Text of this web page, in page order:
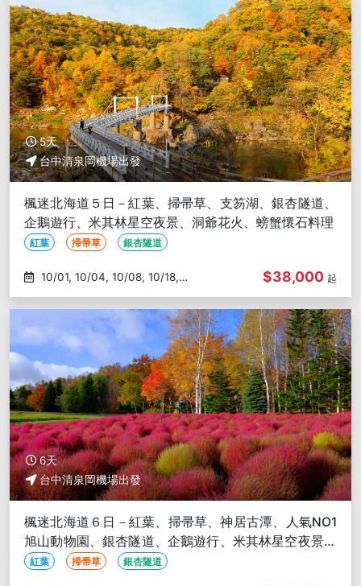
5天
台中清泉岡機場出發
楓迷北海道５日－紅葉、掃帚草、支笏湖、銀杏隧道、
企鵝遊行、米其林星空夜景、洞爺花火、螃蟹懷石料理
紅葉 掃帚草 銀杏隧道
10/20
$38,000 起
6天
台中清泉岡機場出發
楓迷北海道６日－紅葉、掃帚草、神居古潭、人氣NO1
旭山動物園、銀杏隧道、企鵝遊行、米其林星空夜景、
洞爺花火、螃蟹懷石料理
紅葉 掃帚草 銀杏隧道